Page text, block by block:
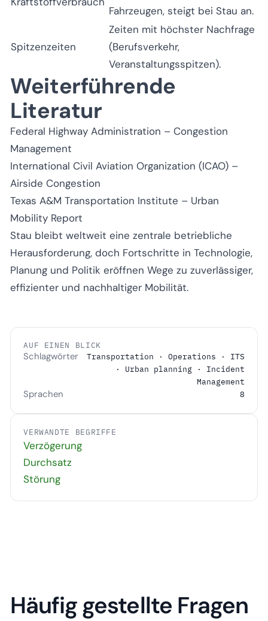
Fahrzeugen, steigt bei Stau an.
Spitzenzeiten
Zeiten mit höchster Nachfrage
(Berufsverkehr,
Veranstaltungsspitzen).
Weiterführende
Literatur
Federal Highway Administration – Congestion
Management
International Civil Aviation Organization (ICAO) –
Airside Congestion
Texas A&M Transportation Institute – Urban
Mobility Report
Stau bleibt weltweit eine zentrale betriebliche
Herausforderung, doch Fortschritte in Technologie,
Planung und Politik eröffnen Wege zu zuverlässiger,
effizienter und nachhaltiger Mobilität.
AUF EINEN BLICK
Schlagwörter
Transportation · Operations · ITS
· Urban planning · Incident
Management
Sprachen 8
VERWANDTE BEGRIFFE
Verzögerung
Durchsatz
Störung
Häufig gestellte Fragen